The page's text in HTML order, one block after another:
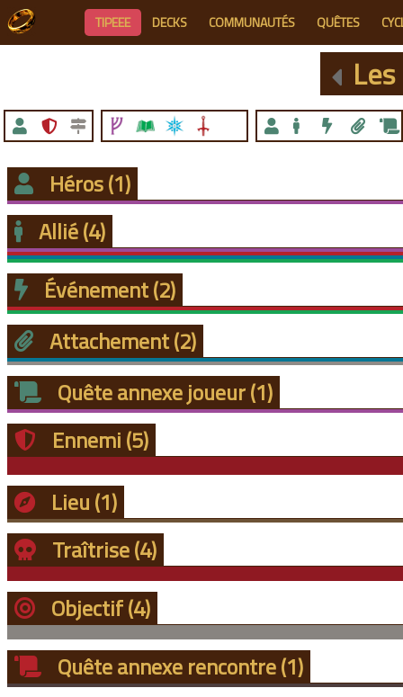
TIPEEE DECKS COMMUNAUTÉS QUÊTES
Héros(1)
Allié(4)
Événement(2)
Attachement(2)
Quête annexe joueur(1)
Ennemi(5)
Lieu(1)
Traîtrise(4)
Objectif(4)
Quête annexe rencontre(1)